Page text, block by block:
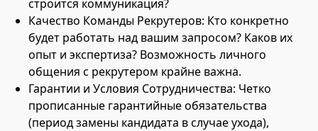
строится коммуникация?
Качество Команды Рекрутеров: Кто конкретно
будет работать над вашим запросом? Каков их
опыт и экспертиза? Возможность личного
общения с рекрутером крайне важна.
Гарантии и Условия Сотрудничества: Четко
прописанные гарантийные обязательства
(период замены кандидата в случае ухода),